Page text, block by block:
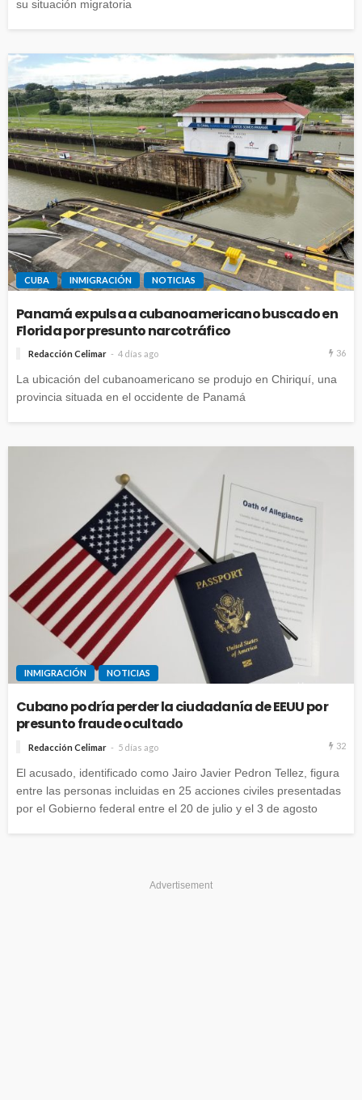
su situación migratoria
CUBA INMIGRACIÓN NOTICIAS
Panamá expulsa a cubanoamericano buscado en
Florida por presunto narcotráfico
Redacción Celimar 4 días ago 36
La ubicación del cubanoamericano se produjo en Chiriquí, una
provincia situada en el occidente de Panamá
INMIGRACIÓN NOTICIAS
Cubano podría perder la ciudadanía de EEUU por
presunto fraude ocultado
Redacción Celimar 5 días ago 32
El acusado, identificado como Jairo Javier Pedron Tellez, figura
entre las personas incluidas en 25 acciones civiles presentadas
por el Gobierno federal entre el 20 de julio y el 3 de agosto
Advertisement